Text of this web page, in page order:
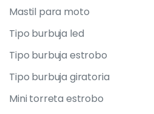
Mastil para moto
Tipo burbuja led
Tipo burbuja estrobo
Tipo burbuja giratoria
Mini torreta estrobo